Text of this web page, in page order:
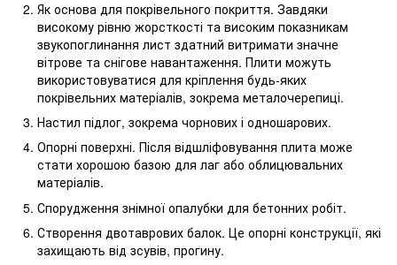
Як основа для покрівельного покриття. Завдяки
високому рівню жорсткості та високим показникам
звукопоглинання лист здатний витримати значне
вітрове та снігове навантаження. Плити можуть
використовуватися для кріплення будь-яких
покрівельних матеріалів, зокрема металочерепиці.
Настил підлог, зокрема чорнових і одношарових.
Опорні поверхні. Після відшліфовування плита може
стати хорошою базою для лаг або облицювальних
матеріалів.
Спорудження знімної опалубки для бетонних робіт.
Створення двотаврових балок. Це опорні конструкції, які
захищають від зсувів, прогину.